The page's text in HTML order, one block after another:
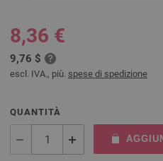
8,36 €
9,76 $
escl. IVA., più. spese di spedizione
QUANTITÀ